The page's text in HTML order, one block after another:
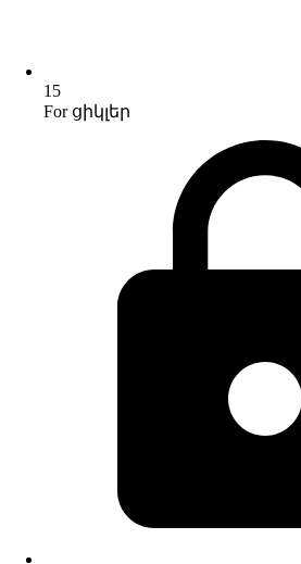
15
For ցիկլեր